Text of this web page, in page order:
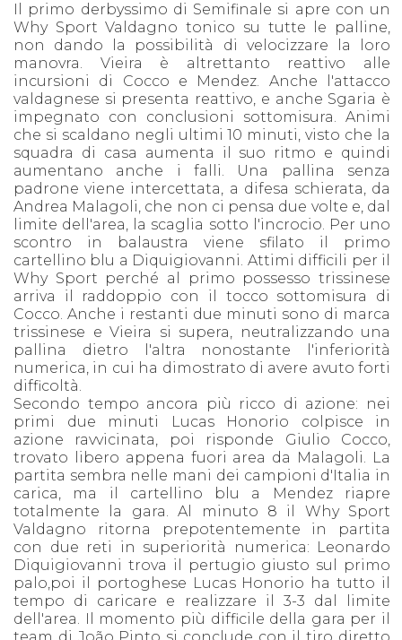
Il primo derbyssimo di Semifinale si apre con un
Why Sport Valdagno tonico su tutte le palline,
non dando la possibilità di velocizzare la loro
manovra. Vieira è altrettanto reattivo alle
incursioni di Cocco e Mendez. Anche l'attacco
valdagnese si presenta reattivo, e anche Sgaria è
impegnato con conclusioni sottomisura. Animi
che si scaldano negli ultimi 10 minuti, visto che la
squadra di casa aumenta il suo ritmo e quindi
aumentano anche i falli. Una pallina senza
padrone viene intercettata, a difesa schierata, da
Andrea Malagoli, che non ci pensa due volte e, dal
limite dell'area, la scaglia sotto l'incrocio. Per uno
scontro in balaustra viene sfilato il primo
cartellino blu a Diquigiovanni. Attimi difficili per il
Why Sport perché al primo possesso trissinese
arriva il raddoppio con il tocco sottomisura di
Cocco. Anche i restanti due minuti sono di marca
trissinese e Vieira si supera, neutralizzando una
pallina dietro l'altra nonostante l'inferiorità
numerica, in cui ha dimostrato di avere avuto forti
difficoltà.
Secondo tempo ancora più ricco di azione: nei
primi due minuti Lucas Honorio colpisce in
azione ravvicinata, poi risponde Giulio Cocco,
trovato libero appena fuori area da Malagoli. La
partita sembra nelle mani dei campioni d'Italia in
carica, ma il cartellino blu a Mendez riapre
totalmente la gara. Al minuto 8 il Why Sport
Valdagno ritorna prepotentemente in partita
con due reti in superiorità numerica: Leonardo
Diquigiovanni trova il pertugio giusto sul primo
palo,poi il portoghese Lucas Honorio ha tutto il
tempo di caricare e realizzare il 3-3 dal limite
dell'area. Il momento più difficile della gara per il